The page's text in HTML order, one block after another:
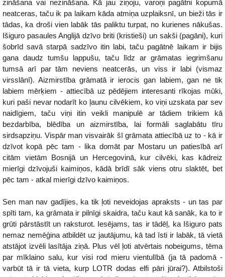
zināšana vai nezināšana. Kā jau ziņoju, varoņi pagātni kopumā
neatceras, taču ik pa laikam kāda atmiņa uzplaiksnī, un bieži tās ir
tādas, ka droši vien labāk tās paliktu turpat, no kurienes nākušas.
Išiguro pasaules Anglijā dzīvo briti (kristieši) un sakši (pagāni), kuri
šobrīd savā starpā sadzīvo itin labi, taču pagātnē laikam ir bijis
gana daudz tumšu lappušu, taču līdz ar grāmatas iegrimšanu
tumsā arī par tām neviens neatcerās, un viss ir labi (vismaz
virsslānī). Aizmirstība grāmatā ir ierocis gan labiem, gan ne tik
labiem mērķiem - attiecībā uz pēdējiem interesanti rīkojas mūki,
kuri paši nevar nodarīt ko ļaunu cilvēkiem, ko viņi uzskata par sev
naidīgiem, taču viņi itin veikli manipulē ar tādiem trikiem kā
bezdarbība, blēdība un aizmirstība, lai formāli saglabātu tīru
sirdsapziņu. Vispār man visvairāk šī grāmata attiecībā uz to - kā ir
dzīvot kopā pēc tam - lika domāt par Mostaru un patiesībā arī
citām vietām Bosnijā un Hercegovinā, kur cilvēki, kas kādreiz
mierīgi dzīvojuši kaimiņos, kādā brīdī sāk viens otru slaktēt, bet
pēc tam - atkal mierīgi dzīvo kaimiņos.
Sen man nav gadījies, ka tik ļoti neveidojas apraksts - un tas par
spīti tam, ka grāmata ir pilnīgi skaidra, taču kaut kā sanāk, ka to ir
grūti pārstāstīt un raksturot. Iesējams, tas ir tādēļ, ka Išiguro pats
nemaz nemēģina atbildēt uz jautājumu, kā tad īsti ir labāk, tā vietā
atstājot izvēli lasītāja ziņā. Plus vēl ļoti atvērtais nobeigums, tēma
par mīklaino salu, kur visi rod mieru vientulībā (ja tā padomā -
varbūt tā ir tā vieta, kurp LOTR dodas elfi pāri jūrai?). Atbilstoši